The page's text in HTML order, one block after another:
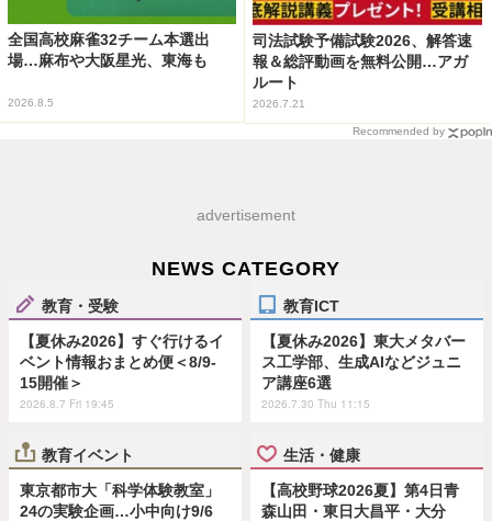
全国高校麻雀32チーム本選出
場…麻布や大阪星光、東海も
2026.8.5
司法試験予備試験2026、解答速
報＆総評動画を無料公開…アガ
ルート
2026.7.21
Recommended by
advertisement
NEWS CATEGORY
教育・受験
【夏休み2026】すぐ行けるイ
ベント情報おまとめ便＜8/9-
15開催＞
2026.8.7 Fri 19:45
教育ICT
【夏休み2026】東大メタバー
ス工学部、生成AIなどジュニ
ア講座6選
2026.7.30 Thu 11:15
教育イベント
東京都市大「科学体験教室」
24の実験企画…小中向け9/6
生活・健康
【高校野球2026夏】第4日青
森山田・東日大昌平・大分